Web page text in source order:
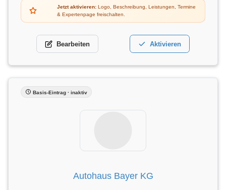
Jetzt aktivieren: Logo, Beschreibung, Leistungen, Termine
& Expertenpage freischalten.
Bearbeiten Aktivieren
Basis-Eintrag · inaktiv
Autohaus Bayer KG